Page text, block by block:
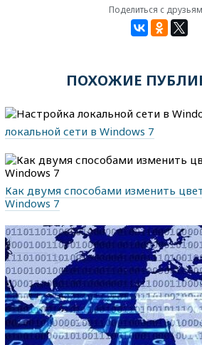
Поделиться с
ПОХОЖИЕ
локальной сети в Windows 7
Как двумя способами изменить
Windows 7